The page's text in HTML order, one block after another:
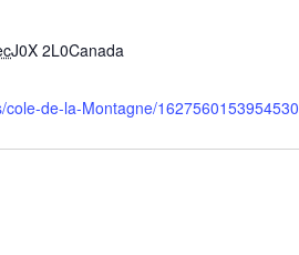
J0X 2L0Canada
de-la-Montagne/1627560153954530